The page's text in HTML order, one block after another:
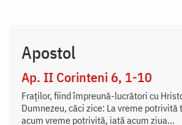
Apostol
Ap. II Corinteni 6, 1-10
Fraților, fiind împreună-lucrători cu
Dumnezeu, căci zice: La vreme
acum vreme potrivită, iată acum ziua...